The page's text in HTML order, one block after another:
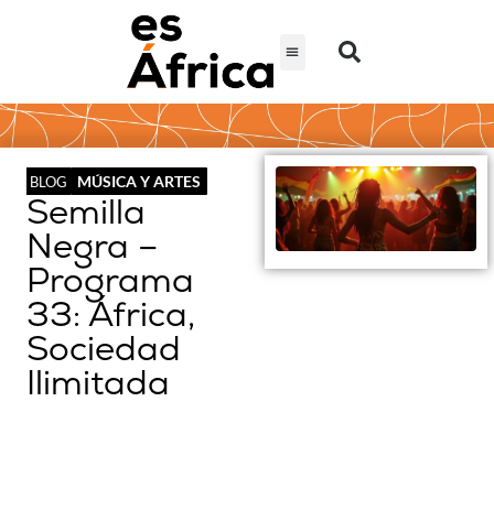
BLOG MÚSICA Y ARTES
Semilla
Negra –
Programa
33: África,
Sociedad
Ilimitada